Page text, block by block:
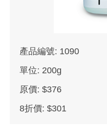
產品編號: 1090
單位: 200g
原價: $376
8折價: $301